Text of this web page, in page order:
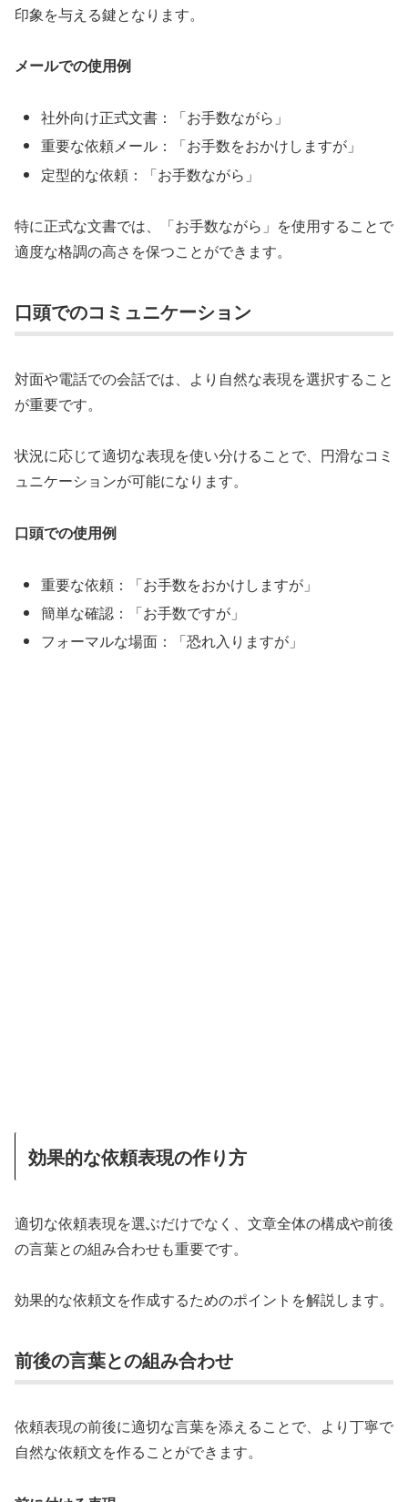
印象を与える鍵となります。
メールでの使用例
社外向け正式文書：「お手数ながら」
重要な依頼メール：「お手数をおかけしますが」
定型的な依頼：「お手数ながら」
特に正式な文書では、「お手数ながら」を使用することで
適度な格調の高さを保つことができます。
口頭でのコミュニケーション
対面や電話での会話では、より自然な表現を選択すること
が重要です。
状況に応じて適切な表現を使い分けることで、円滑なコミ
ュニケーションが可能になります。
口頭での使用例
重要な依頼：「お手数をおかけしますが」
簡単な確認：「お手数ですが」
フォーマルな場面：「恐れ入りますが」
効果的な依頼表現の作り方
適切な依頼表現を選ぶだけでなく、文章全体の構成や前後
の言葉との組み合わせも重要です。
効果的な依頼文を作成するためのポイントを解説します。
前後の言葉との組み合わせ
依頼表現の前後に適切な言葉を添えることで、より丁寧で
自然な依頼文を作ることができます。